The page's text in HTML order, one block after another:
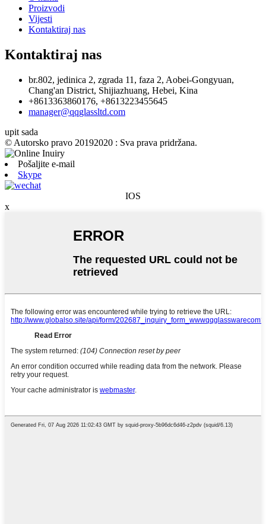
Proizvodi
Vijesti
Kontaktiraj nas
Kontaktiraj nas
br.802, jedinica 2, zgrada 11, faza 2, Aobei-Gongyuan,
Chang'an District, Shijiazhuang, Hebei, Kina
+8613363860176, +8613223455645
manager@qqglassltd.com
upit sada
© Autorsko pravo 20192020 : Sva prava pridržana.
Pošaljite e-mail
Skype
IOS
x